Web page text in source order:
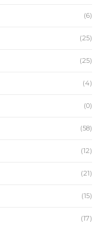
(6)
(25)
(25)
(4)
(0)
(58)
(12)
(21)
(15)
(17)